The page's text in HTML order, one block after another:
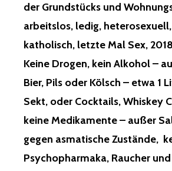
der Grundstücks und
arbeitslos, ledig,
katholisch, letzte Mal Sex,
Keine Drogen, kein Alkohol –
Bier, Pils oder Kölsch – etwa 1
Sekt, oder Cocktails, Whiskey
keine Medikamente – außer
gegen asmatische Zustände,
Psychopharmaka, Raucher